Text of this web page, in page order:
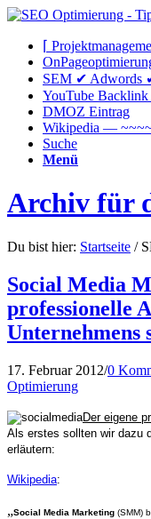
⌈
SEM ✔ Adwords
YouTube
DMOZ Eintrag
Wikipedia —
Suche
Menü
Archiv für
Du bist hier: Startseite /
Social Media
professionelle
Unternehmens
17. Februar 2012/0
Optimierung
Der eigene
Als erstes sollten wir dazu
erläutern:
Wikipedia:
„Social Media Marketing (SMM)